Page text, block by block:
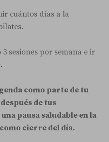
cuántos días a la
sesiones por semana e ir
como parte de tu
de tus
pausa saludable en la
cierre del día.